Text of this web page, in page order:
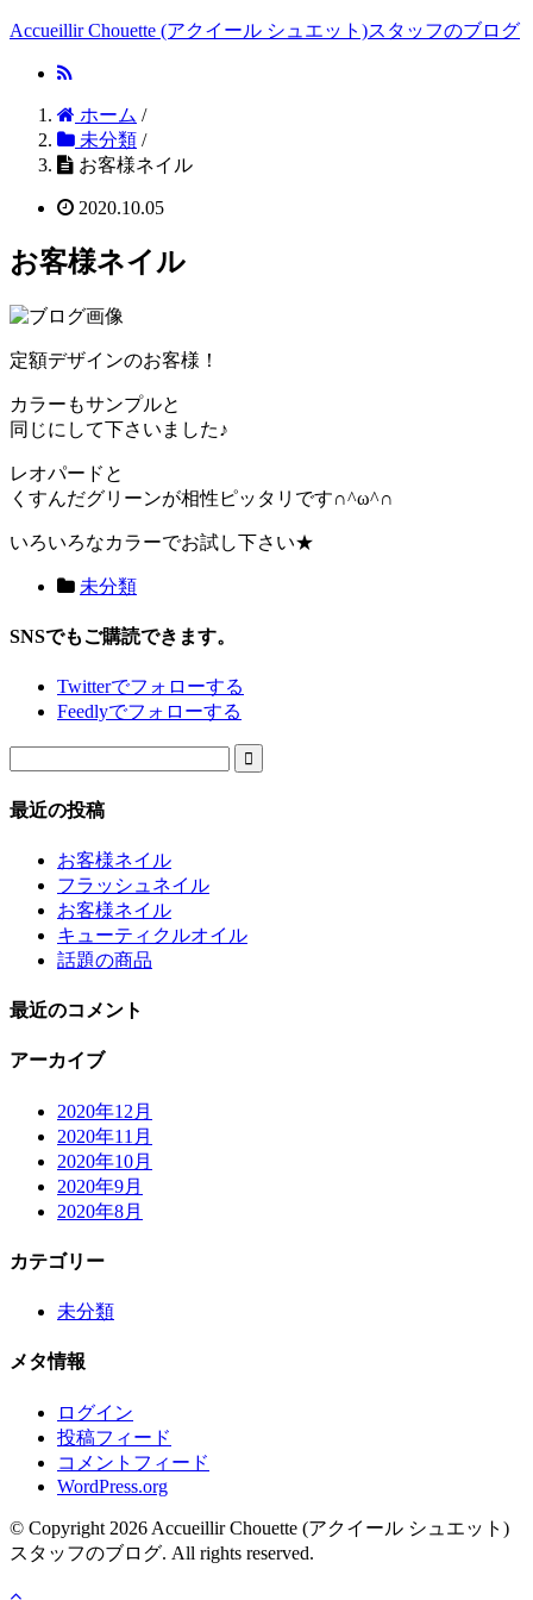
Accueillir Chouette (アクイール シュエット)スタッフのブログ
ホーム /
未分類 /
お客様ネイル
2020.10.05
お客様ネイル
定額デザインのお客様！
カラーもサンプルと
同じにして下さいました♪
レオパードと
くすんだグリーンが相性ピッタリです∩^ω^∩
いろいろなカラーでお試し下さい★
未分類
SNSでもご購読できます。
Twitterでフォローする
Feedlyでフォローする

最近の投稿
お客様ネイル
フラッシュネイル
お客様ネイル
キューティクルオイル
話題の商品
最近のコメント
アーカイブ
2020年12月
2020年11月
2020年10月
2020年9月
2020年8月
カテゴリー
未分類
メタ情報
ログイン
投稿フィード
コメントフィード
WordPress.org
© Copyright 2026 Accueillir Chouette (アクイール シュエット)
スタッフのブログ. All rights reserved.